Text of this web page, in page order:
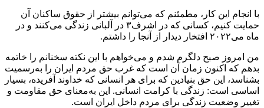
با انجام این کار، مطمئنم که می‌توانم بیشتر از حقوق ساکنان آن
حمایت کنیم، کسانی که در اشرف۳ در آلبانی زندگی می‌کنند و در
ماه می‌۲۰۲۲ افتخار دیدار از آنجا را داشتم.
من امروز صبح دلگرم شدم و می‌خواهم با این نکته سخنانم را خاتمه
بدهم که اکنون زمان آن است که غرب حق مردم ایران را به‌رسمیت
بشناسد، این حق بنیادین که برای هر انسانی که خداوند آفریده، بسیار
اساسی است: زندگی با کرامت انسانی. این به‌معنای حق مقاومت و
تغییر وضعیت زندگی برای مردم داخل ایران است.